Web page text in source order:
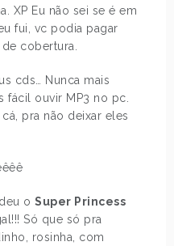
XP Eu não sei se é em
fui, vc podia pagar
cobertura.
cds… Nunca mais
fácil ouvir MP3 no pc.
pra não deixar eles
deu oSuper Princess
Só que só pra
rosinha, com